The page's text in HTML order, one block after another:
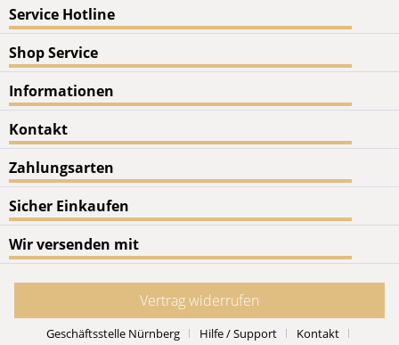
Service Hotline
Shop Service
Informationen
Kontakt
Zahlungsarten
Sicher Einkaufen
Wir versenden mit
Vertrag widerrufen
Geschäftsstelle Nürnberg Hilfe / Support Kontakt